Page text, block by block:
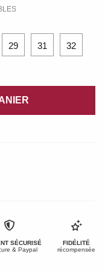
29 31 32
SÉCURISÉ
& Paypal
FIDÉLITÉ
récompensée